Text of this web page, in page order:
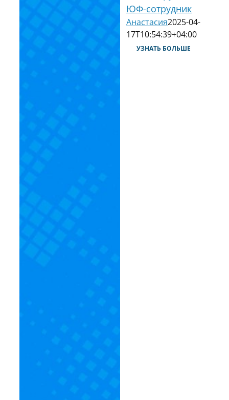
ЮФ-сотрудник
Анастасия2025-04-
17T10:54:39+04:00
УЗНАТЬ БОЛЬШЕ